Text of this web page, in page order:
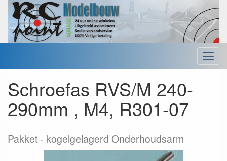
Menu
Schroefas RVS/M 240-
290mm , M4, R301-07
Pakket kogelgelagerd Onderhoudsarm